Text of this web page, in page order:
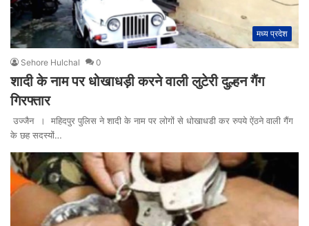
मध्य प्रदेश
Sehore Hulchal 0
शादी के नाम पर धोखाधड़ी करने वाली लुटेरी दुल्हन गैंग
गिरफ्तार
उज्जैन । महिदपुर पुलिस ने शादी के नाम पर लोगों से धोखाधडी कर रुपये ऐंठने वाली गैंग
के छह सदस्यों…